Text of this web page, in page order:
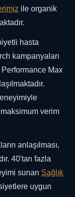
ile organik
hasta
kampanyaları
Max
verim
anlaşılması,
40'tan fazla
sunan Sağlık
uygun